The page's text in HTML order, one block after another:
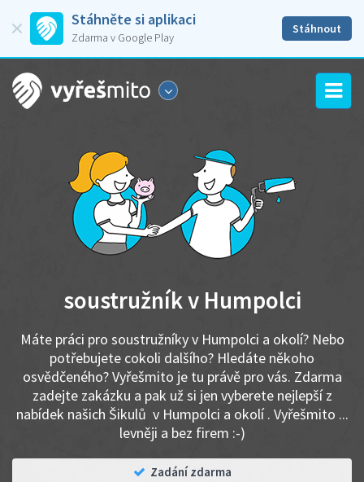
Stáhněte si aplikaci
Zdarma v Google Play
Stáhnout
soustružník v Humpolci
Máte práci pro soustružníky v Humpolci a okolí? Nebo
potřebujete cokoli dalšího? Hledáte někoho
osvědčeného? Vyřešmito je tu právě pro vás. Zdarma
zadejte zakázku a pak už si jen vyberete nejlepší z
nabídek našich Šikulů v Humpolci a okolí . Vyřešmito ...
levněji a bez firem :-)
Zadání zdarma